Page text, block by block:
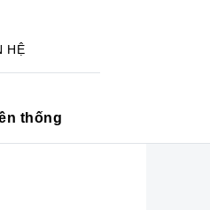
HỆ
thống